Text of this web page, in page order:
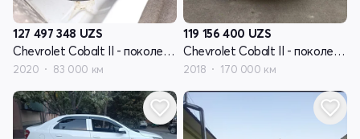
127 497 348 UZS
Chevrolet Cobalt II - поколение рестайлинг
2020 83 000 км
119 156 400 UZS
Chevrolet Cobalt II - поколение рестайлинг
2018 170 000 км